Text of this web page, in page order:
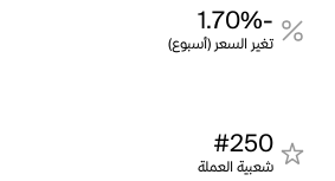
-1.70%
تغير السعر (أسبوع)
#250
شعبية العملة